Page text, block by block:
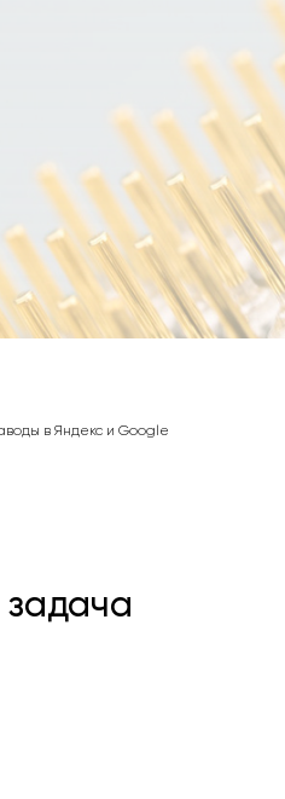
в Яндекс и Google
задача